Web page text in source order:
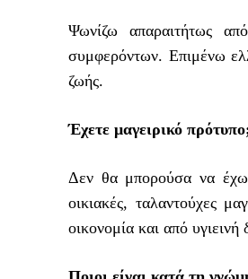
Ψωνίζω απαραιτήτως
συμφερόντων. Επιμένω
ζωής.
Έχετε μαγειρικό
Δεν θα μπορούσα να έχω
οικιακές, ταλαντούχες
οικονομία και από υγιεινή